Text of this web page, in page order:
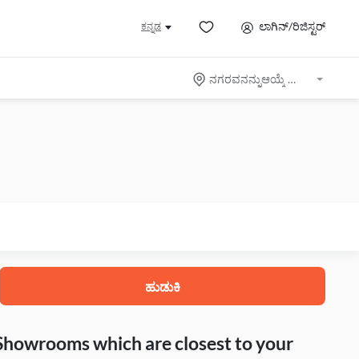
ಕನ್ನಡ ಲಾಗಿನ್/ರಿಜಿಸ್ಟರ್
ನಗರವನನ್ನುಆಯ್ಕೆ ಮಾಡಿ
ಹುಡುಕಿ
which are closest to your